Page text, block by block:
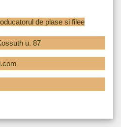
de plase si filee
u. 87